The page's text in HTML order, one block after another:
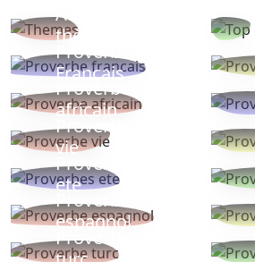
Autres
thèmes
Proverbe
Français
Proverbe
africain
Proverbe
vie
Proverbes
ete
Proverbe
espagnol
Proverbe